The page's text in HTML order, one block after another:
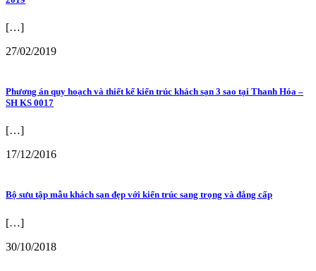
[…]
27/02/2019
Phương án quy hoạch và thiết kế kiến trúc khách sạn 3 sao tại Thanh Hóa –
SH KS 0017
[…]
17/12/2016
Bộ sưu tập mẫu khách sạn đẹp với kiến trúc sang trọng và đẳng cấp
[…]
30/10/2018